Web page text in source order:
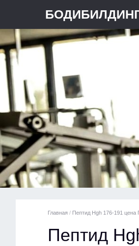
Главная / Пептид Hgh 176-191 цена
Пептид